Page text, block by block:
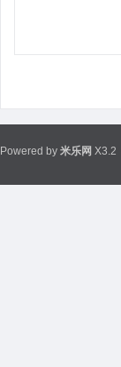
Powered by 米乐网 X3.2